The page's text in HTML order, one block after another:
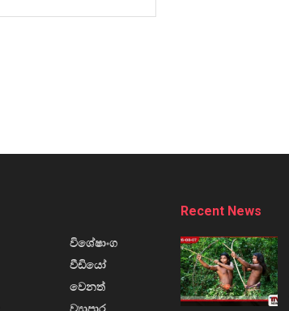
විශේෂාංග
වීඩියෝ
වෙනත්
Recent News